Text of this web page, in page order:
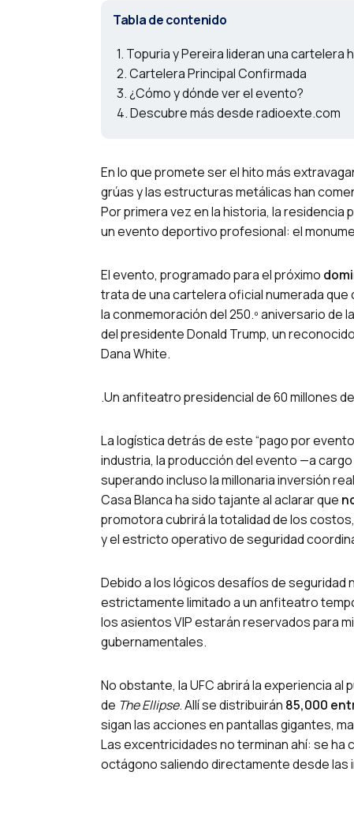
Tabla de contenido
Topuria y Pereira lideran una cartelera
Cartelera Principal Confirmada
¿Cómo y dónde ver el evento?
Descubre más desde radioexte.com
En lo que promete ser el hito más
grúas y las estructuras metálicas han
Por primera vez en la historia, la
un evento deportivo profesional: el
El evento, programado para el próximo
trata de una cartelera oficial numerada
la conmemoración del 250.º aniversario de
del presidente Donald Trump, un
Dana White.
.Un anfiteatro presidencial de 60 millones
La logística detrás de este “pago por
industria, la producción del evento —a
superando incluso la millonaria inversión
Casa Blanca ha sido tajante al aclarar que
promotora cubrirá la totalidad de los
y el estricto operativo de seguridad
Debido a los lógicos desafíos de
estrictamente limitado a un anfiteatro
los asientos VIP estarán reservados para
gubernamentales.
No obstante, la UFC abrirá la experiencia al
de The Ellipse. Allí se distribuirán 85,000
sigan las acciones en pantallas gigantes,
Las excentricidades no terminan ahí: se ha
octágono saliendo directamente desde las